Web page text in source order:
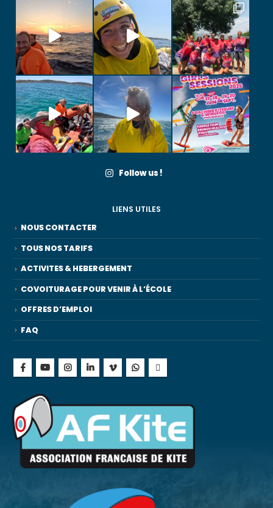
Follow us !
LIENS UTILES
NOUS CONTACTER
TOUS NOS TARIFS
ACTIVITES & HEBERGEMENT
COVOITURAGE POUR VENIR À L’ÉCOLE
OFFRES D’EMPLOI
FAQ